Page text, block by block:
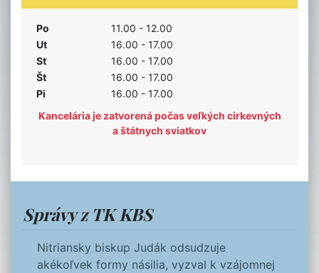
Po
11.00 - 12.00
Ut
16.00 - 17.00
St
16.00 - 17.00
Št
16.00 - 17.00
Pi
16.00 - 17.00
Kancelária je zatvorená počas veľkých cirkevných
a štátnych sviatkov
Správy z TK KBS
Nitriansky biskup Judák odsudzuje
akékoľvek formy násilia, vyzval k vzájomnej